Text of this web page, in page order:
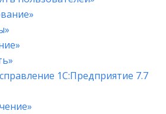
1С:Предприятие 7.7